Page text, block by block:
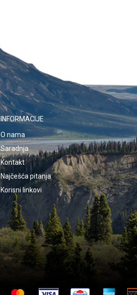
INFORMACIJE
O nama
Saradnja
Kontakt
Najčešća pitanja
Korisni linkovi